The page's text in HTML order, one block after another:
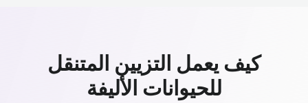
كيف يعمل التزيين المتنقل
للحيوانات الأليفة